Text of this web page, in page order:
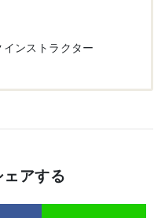
インストラクター
ェアする